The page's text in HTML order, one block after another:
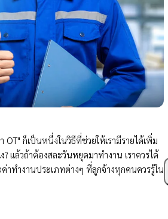
ก็เป็นหนึ่งในวิธีที่ช่วยให้เรามีรายได้เพิ่ม
แล้วถ้าต้องสละวันหยุดมาทำงาน เราควรได้
ค่าทำงานประเภทต่างๆ ที่ลูกจ้างทุกคนควรรู้ใน